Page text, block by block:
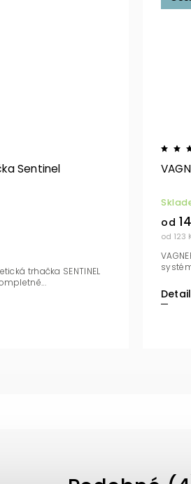
Sentinel
trhačka SENTINEL
od 123
od
Detail